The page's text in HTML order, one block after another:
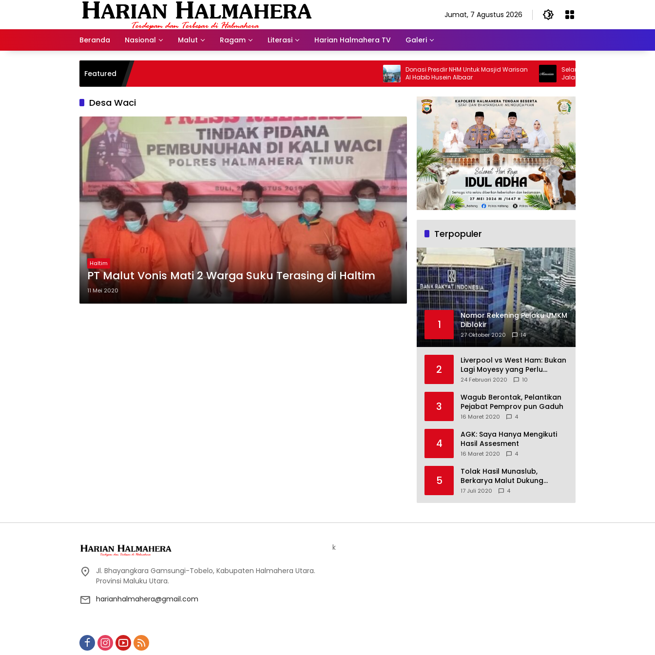
Jumat, 7 Agustus 2026
Beranda Nasional Malut Ragam Literasi Harian Halmahera TV Galeri
Featured
Donasi Presdir NHM Untuk Masjid Warisan
Al Habib Husein Albaar
Selamat Jalan Sang Inspirator,
Jalan Abangku Yuslam Idris
Desa Waci
Haltim
PT Malut Vonis Mati 2 Warga Suku Terasing di Haltim
11 Mei 2020
Terpopuler
1
Nomor Rekening Pelaku UMKM
Diblokir
27 Oktober 2020 14
2
Liverpool vs West Ham: Bukan
Lagi Moyesy yang Perlu
Ditakuti
24 Februari 2020 10
3
Wagub Berontak, Pelantikan
Pejabat Pemprov pun Gaduh
16 Maret 2020 4
4
AGK: Saya Hanya Mengikuti
Hasil Assesment
16 Maret 2020 4
5
Tolak Hasil Munaslub,
Berkarya Malut Dukung
Tommy Soeharto
17 Juli 2020 4
Jl. Bhayangkara Gamsungi-Tobelo, Kabupaten Halmahera Utara.
Provinsi Maluku Utara.
harianhalmahera@gmail.com
k